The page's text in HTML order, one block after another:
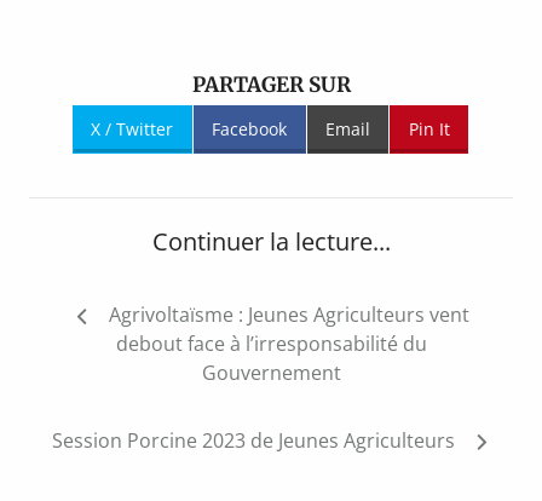
PARTAGER SUR
X / Twitter Facebook Email Pin It
Continuer la lecture...
Navigation
Agrivoltaïsme : Jeunes Agriculteurs vent
debout face à l’irresponsabilité du
Gouvernement
Session Porcine 2023 de Jeunes Agriculteurs